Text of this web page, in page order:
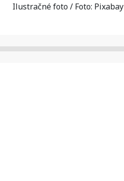
Ilustračné foto / Foto: Pixabay